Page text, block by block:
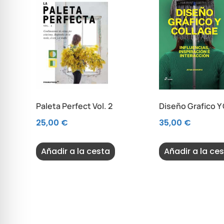
Paleta Perfect Vol. 2
25,00 €
Añadir a la cesta
Diseño Grafico
35,00 €
Añadir a la